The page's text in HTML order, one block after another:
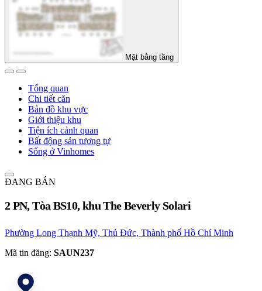
Mặt bằng tầng
Tổng quan
Chi tiết căn
Bản đồ khu vực
Giới thiệu khu
Tiện ích cảnh quan
Bất động sản tương tự
Sống ở Vinhomes
ĐANG BÁN
2 PN, Tòa BS10, khu The Beverly Solari
Phường Long Thạnh Mỹ, Thủ Đức, Thành phố Hồ Chí Minh
Mã tin đăng: SAUN237